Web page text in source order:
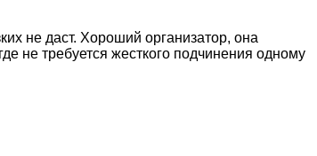
не даст. Хороший организатор, она
не требуется жесткого подчинения одному